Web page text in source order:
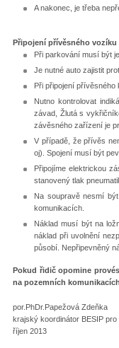
A nakonec, je třeba
Připojení přívěsného
Při parkování musí být
Je nutné auto zajistit
Při připojení
Nutno kontrolovat
závad, Žlutá s
závěsného
V případě, že přívěs
oj). Spojení musí být
Připojíme elektrickou
stanovený tlak
Na soupravě nesmí
komunikacích.
Náklad musí být na
náklad při uvolnění
působí. Nepřipevněný
Pokud řidič opomine
na pozemních komunikacích
por.PhDr.Papežová Zdeňka
krajský koordinátor BESIP
říjen 2013